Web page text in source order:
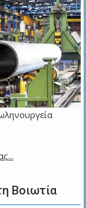
Βοιωτία